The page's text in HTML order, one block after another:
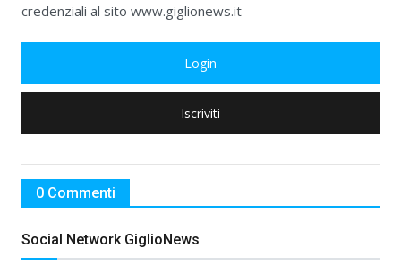
credenziali al sito www.giglionews.it
Login
Iscriviti
0 Commenti
Social Network GiglioNews